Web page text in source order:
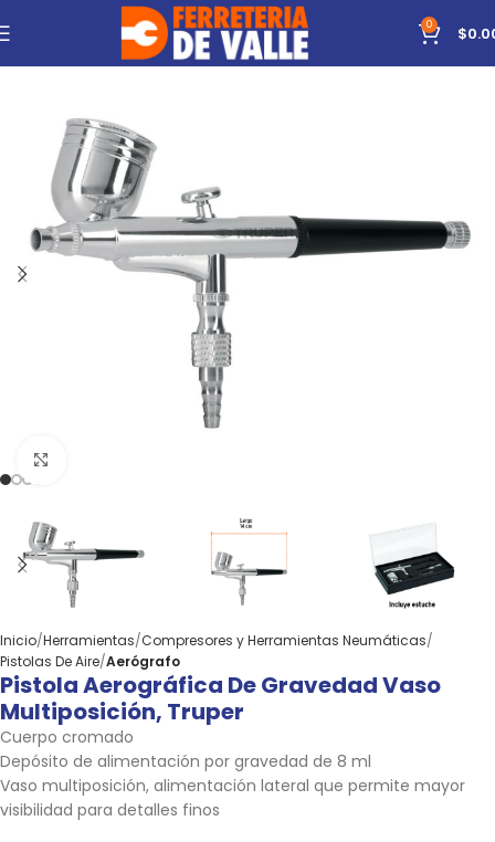
0 $
Inicio Herramientas Compresores y Herramientas Neumáticas
Pistolas De Aire Aerógrafo
Pistola Aerográfica De Gravedad Vaso
Multiposición, Truper
Cuerpo cromado
Depósito de alimentación por gravedad de 8 ml
Vaso multiposición, alimentación lateral que permite mayor
visibilidad para detalles finos